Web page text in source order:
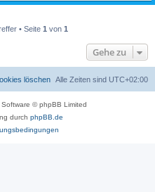
• Seite 1 von 1
Gehe zu
Alle Zeiten sind UTC+02:00
löschen
© phpBB Limited
durch phpBB.de